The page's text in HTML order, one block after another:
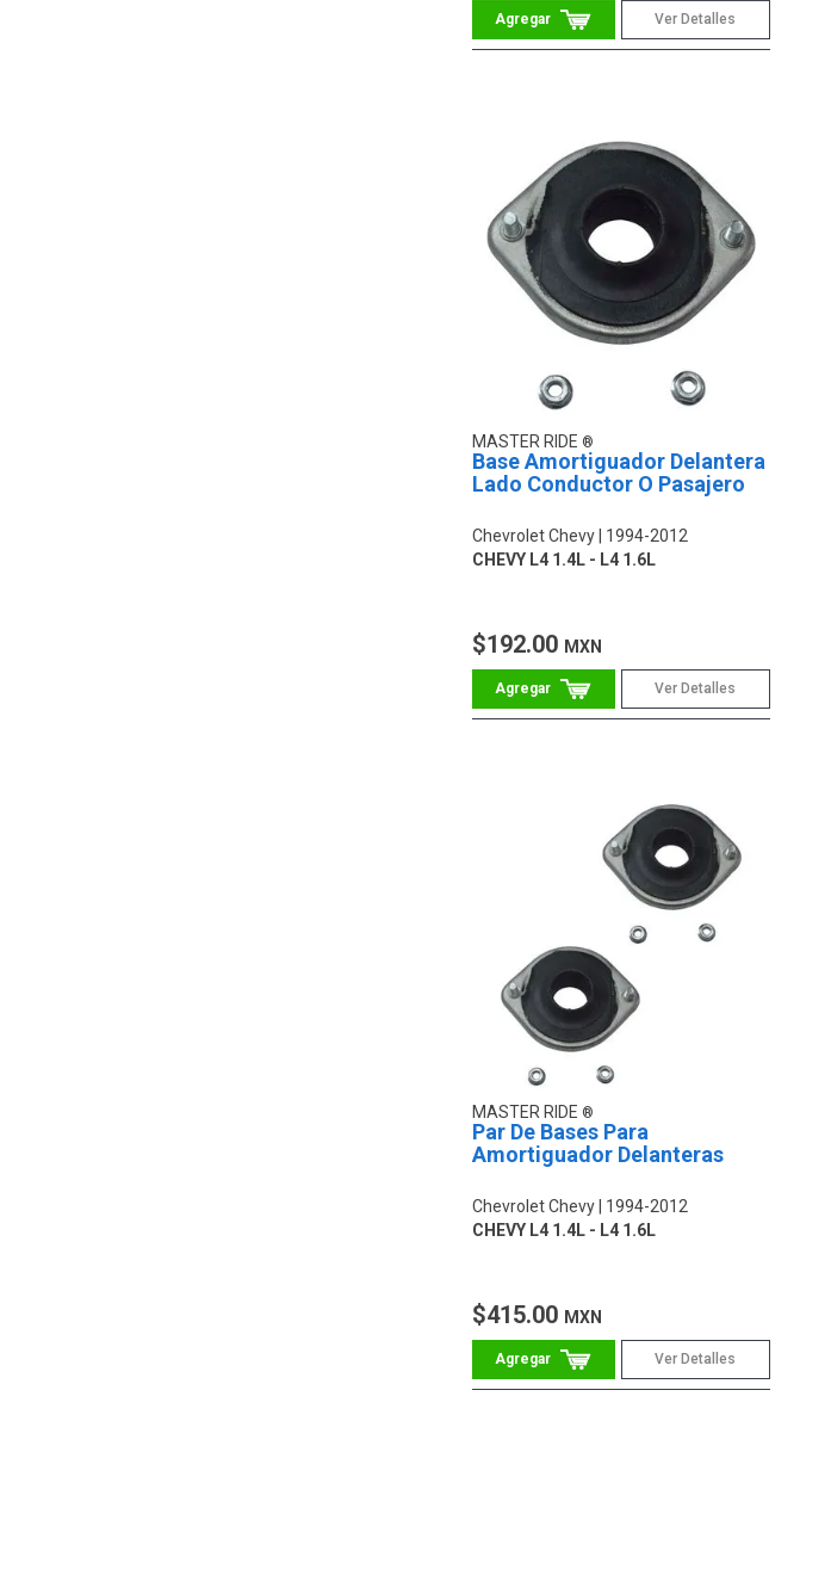
Ver Detalles
MASTER RIDE
Base Amortiguador Delantera
Lado Conductor O Pasajero
Chevrolet Chevy
1994-2012
CHEVY L4 1.4L - L4 1.6L
$192.00 MXN
Ver Detalles
MASTER RIDE
Par De Bases Para
Amortiguador Delanteras
Chevrolet Chevy
1994-2012
CHEVY L4 1.4L - L4 1.6L
$415.00 MXN
Ver Detalles